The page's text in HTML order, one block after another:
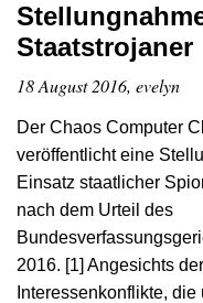
Staatstrojaner
18 August 2016, evelyn
Der Chaos Computer
veröffentlicht eine
Einsatz staatlicher
nach dem Urteil des
2016. [1] Angesichts
Interessenkonflikte,